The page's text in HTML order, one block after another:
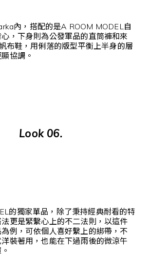
內，搭配的是A ROOM MODEL自
，下身則為公發軍品的直筒褲和來
布鞋，用俐落的版型平衡上半身的層
協調。
Look 06.
的獨家單品，除了秉持經典耐看的特
更是緊繫心上的不二法則，以這件
例，可依個人喜好繫上的綁帶，不
裝著用，也能在下過雨後的微涼午